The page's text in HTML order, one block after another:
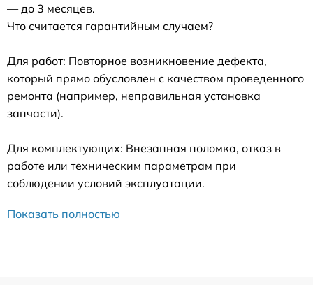
— до 3 месяцев.
Что считается гарантийным случаем?
Для работ: Повторное возникновение дефекта,
который прямо обусловлен с качеством проведенного
ремонта (например, неправильная установка
запчасти).
Для комплектующих: Внезапная поломка, отказ в
работе или техническим параметрам при
соблюдении условий эксплуатации.
Показать полностью